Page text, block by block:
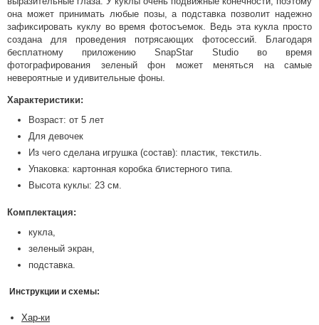
она может принимать любые позы, а подставка позволит надежно
зафиксировать куклу во время фотосъемок. Ведь эта кукла просто
создана для проведения потрясающих фотосессий. Благодаря
бесплатному приложению SnapStar Studio во время
фотографирования зеленый фон может меняться на самые
невероятные и удивительные фоны.
Характеристики:
Возраст: от 5 лет
Для девочек
Из чего сделана игрушка (состав): пластик, текстиль.
Упаковка: картонная коробка блистерного типа.
Высота куклы: 23 см.
Комплектация:
кукла,
зеленый экран,
подставка.
Инструкции и схемы:
Хар-ки